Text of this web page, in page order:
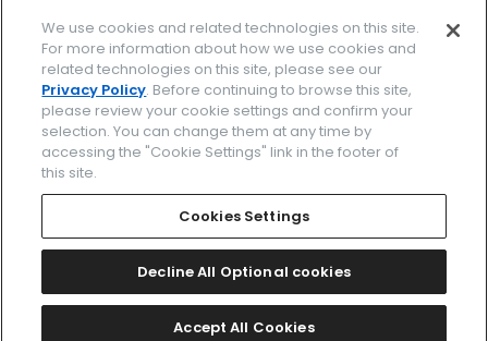
facebookinstagramtwitter
企業情報 ご利用規約
プライバシーポリシー Cookies Settings
Amazon PayはAmazon.com, Inc.またはその関連会社の商標です。
2026 CITIZEN WATCH CO., LTD.
We use cookies and related technologies on this site.
For more information about how we use cookies and
related technologies on this site, please see our
Privacy Policy. Before continuing to browse this site,
please review your cookie settings and confirm your
selection. You can change them at any time by
accessing the "Cookie Settings" link in the footer of
this site.
Cookies Settings
Decline All Optional cookies
Accept All Cookies